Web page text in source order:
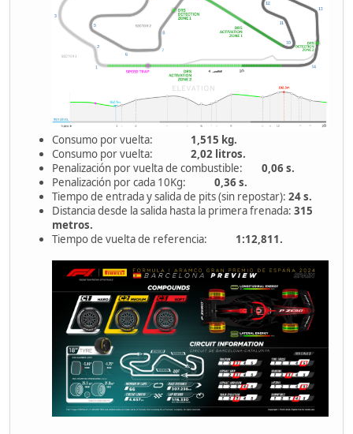
Consumo por vuelta: 1,515 kg.
Consumo por vuelta: 2,02 litros.
Penalización por vuelta de combustible: 0,06 s.
Penalización por cada 10Kg: 0,36 s.
Tiempo de entrada y salida de pits (sin repostar): 24 s.
Distancia desde la salida hasta la primera frenada: 315
metros.
Tiempo de vuelta de referencia: 1:12,811.